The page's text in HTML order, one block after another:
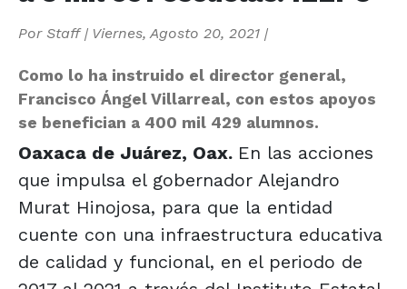
Por Staff| Viernes, Agosto 20, 2021 |
Como lo ha instruido el director general,
Francisco Ángel Villarreal, con estos apoyos
se benefician a 400 mil 429 alumnos.
Oaxaca de Juárez, Oax. En las acciones
que impulsa el gobernador Alejandro
Murat Hinojosa, para que la entidad
cuente con una infraestructura educativa
de calidad y funcional, en el periodo de